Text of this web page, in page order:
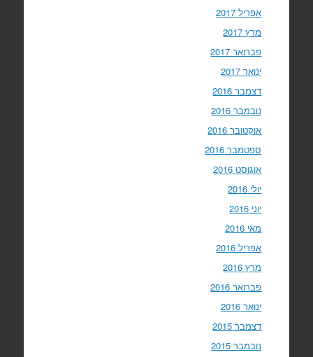
אפריל 2017
מרץ 2017
פברואר 2017
ינואר 2017
דצמבר 2016
נובמבר 2016
אוקטובר 2016
ספטמבר 2016
אוגוסט 2016
יולי 2016
יוני 2016
מאי 2016
אפריל 2016
מרץ 2016
פברואר 2016
ינואר 2016
דצמבר 2015
נובמבר 2015